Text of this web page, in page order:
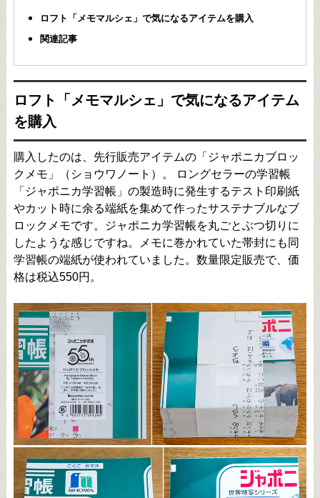
ロフト「メモマルシェ」で気になるアイテムを購入
関連記事
ロフト「メモマルシェ」で気になるアイテム
を購入
購入したのは、先行販売アイテムの「ジャポニカブロッ
クメモ」（ショウワノート）。 ロングセラーの学習帳
「ジャポニカ学習帳」の製造時に発生するテスト印刷紙
やカット時に余る端紙を集めて作ったサステナブルなブ
ロックメモです。ジャポニカ学習帳を丸ごとぶつ切りに
したような感じですね。メモに巻かれていた帯封にも同
学習帳の端紙が使われていました。数量限定販売で、価
格は税込550円。